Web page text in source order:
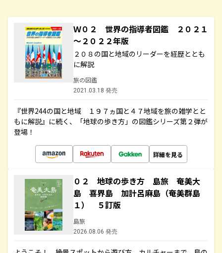
Ｗ０２ 世界の指導者図鑑 ２０２１
～２０２２年版
２０８の国と地域のリーダーを経歴ととも
に解説
旅の図鑑
2021.03.18 発売
『世界244の国と地域 １９７ヵ国と４７地域を旅の雑学とと
もに解説』に続く、「地球の歩き方」の図鑑シリーズ第２弾が
登場！
詳細を見る
０２ 地球の歩き方 島旅 奄美大
島 喜界島 加計呂麻島（奄美群島
１） ５訂版
島旅
2026.08.06 発売